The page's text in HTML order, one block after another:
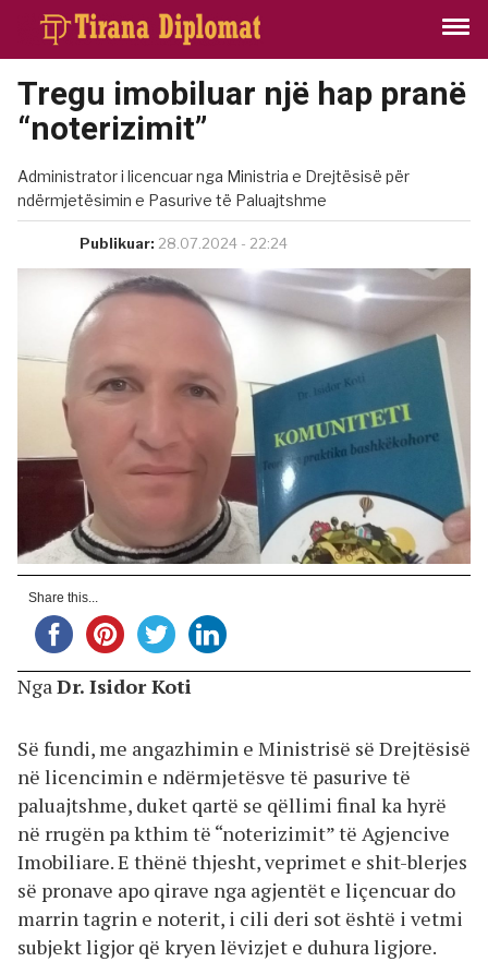
Tregu imobiluar një hap pranë
“noterizimit”
Administrator i licencuar nga Ministria e Drejtësisë për
ndërmjetësimin e Pasurive të Paluajtshme
Publikuar: 28.07.2024 - 22:24
Share this...
Nga Dr. Isidor Koti
Së fundi, me angazhimin e Ministrisë së Drejtësisë
në licencimin e ndërmjetësve të pasurive të
paluajtshme, duket qartë se qëllimi final ka hyrë
në rrugën pa kthim të “noterizimit” të Agjencive
Imobiliare. E thënë thjesht, veprimet e shit-blerjes
së pronave apo qirave nga agjentët e liçencuar do
marrin tagrin e noterit, i cili deri sot është i vetmi
subjekt ligjor që kryen lëvizjet e duhura ligjore.